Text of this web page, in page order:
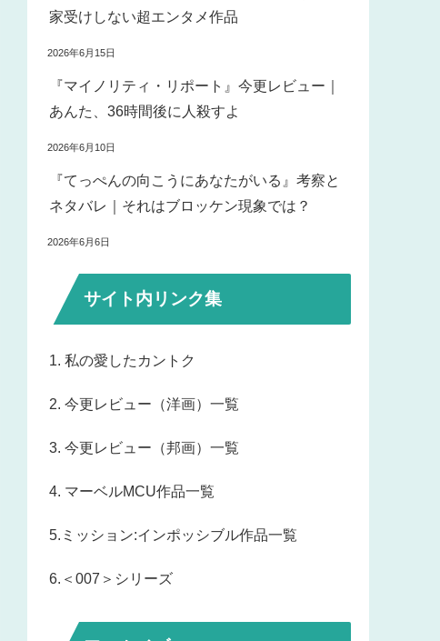
家受けしない超エンタメ作品
2026年6月15日
『マイノリティ・リポート』今更レビュー｜
あんた、36時間後に人殺すよ
2026年6月10日
『てっぺんの向こうにあなたがいる』考察と
ネタバレ｜それはブロッケン現象では？
2026年6月6日
サイト内リンク集
1. 私の愛したカントク
2. 今更レビュー（洋画）一覧
3. 今更レビュー（邦画）一覧
4. マーベルMCU作品一覧
5.ミッション:インポッシブル作品一覧
6.＜007＞シリーズ